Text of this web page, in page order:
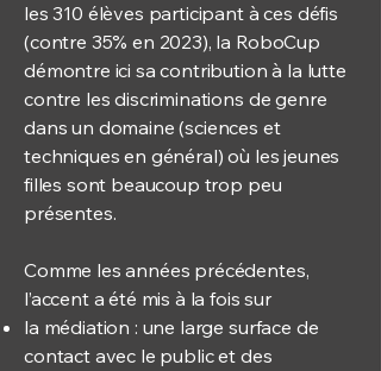
les 310 élèves participant à ces défis
(contre 35% en 2023), la RoboCup
démontre ici sa contribution à la lutte
contre les discriminations de genre
dans un domaine (sciences et
techniques en général) où les jeunes
filles sont beaucoup trop peu
présentes.
Comme les années précédentes,
l’accent a été mis à la fois sur
la médiation : une large surface de
contact avec le public et des